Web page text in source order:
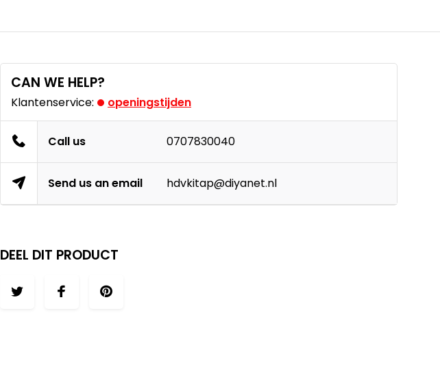
CAN WE HELP?
Klantenservice: openingstijden
Call us 0707830040
Send us an email hdvkitap@diyanet.nl
DEEL DIT PRODUCT